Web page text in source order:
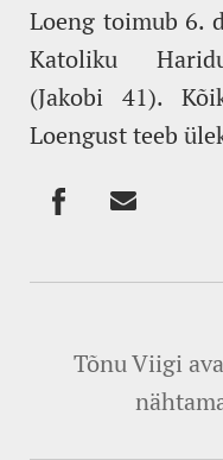
Loeng toimub 6.
Katoliku
(Jakobi 41).
Loengust teeb
Tõnu Viigi